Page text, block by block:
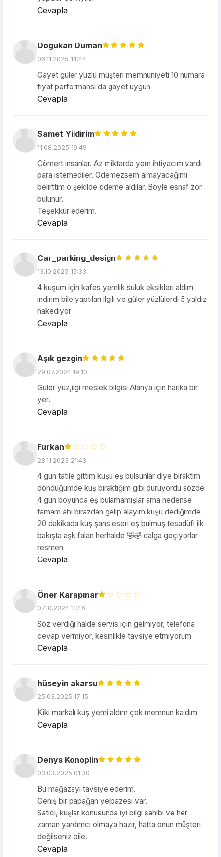
Cevapla
Dogukan Duman
06.11.2025 14:44
Gayet güler yüzlü müşteri memnuniyeti 10 numara
fiyat performansı da gayet uygun
Cevapla
Samet Yildirim
11.08.2025 19:49
Cömert insanlar. Az miktarda yem ihtiyacım vardı
para istemediler. Ödemezsem almayacağımı
belirttim o şekilde ödeme aldılar. Böyle esnaf zor
bulunur.
Teşekkür ederim.
Cevapla
Car_parking_design
13.10.2025 15:33
4 kuşum için kafes yemlik suluk eksikleri aldım
indirim bile yaptıları ilgili ve güler yüzlülerdi 5 yaldız
hakediyor
Cevapla
Aşık gezgin
29.07.2024 19:10
Güler yüz,ilgi meslek bilgisi Alanya için harika bir
yer.
Cevapla
Furkan
28.11.2023 21:43
4 gün tatile gittim kuşu eş bulsunlar diye bıraktım
döndüğümde kuş bıraktığım gibi duruyordu sözde
4 gün boyunca eş bulamamışlar ama nedense
tamam abi birazdan gelip alayım kuşu dediğimde
20 dakikada kuş şans eseri eş bulmuş tesadüfi ilk
bakışta aşk falan herhalde 🤣🤣 dalga geçiyorlar
resmen
Cevapla
Öner Karapınar
07.10.2024 11:46
Söz verdiği halde servis için gelmiyor, telefona
cevap vermiyor, kesinlikle tavsiye etmiyorum
Cevapla
hüseyin akarsu
25.03.2025 17:15
Kiki markalı kuş yemi aldım çok memnun kaldım
Cevapla
Denys Konoplin
03.03.2025 01:30
Bu mağazayı tavsiye ederim.
Geniş bir papağan yelpazesi var.
Satıcı, kuşlar konusunda iyi bilgi sahibi ve her
zaman yardımcı olmaya hazır, hatta onun müşteri
değilseniz bile.
Cevapla